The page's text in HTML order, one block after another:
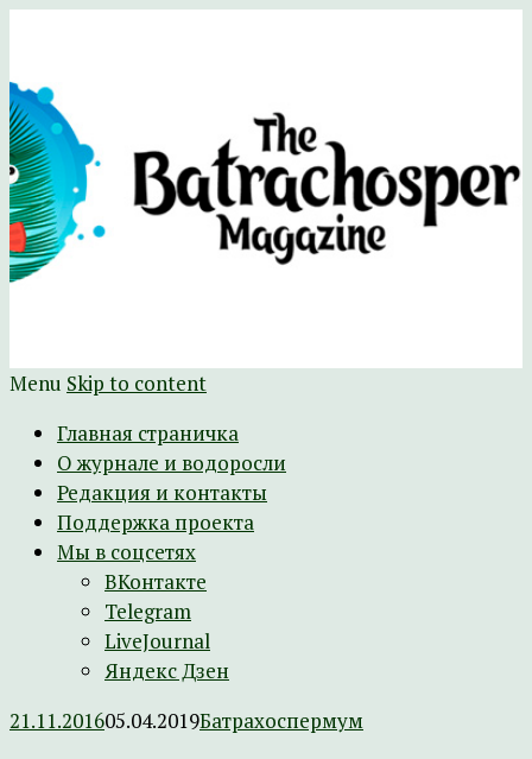
The Batrachospermum Magazine
Батрахоспермум (официальный сайт)
Menu Skip to content
Главная страничка
О журнале и водоросли
Редакция и контакты
Поддержка проекта
Мы в соцсетях
ВКонтакте
Telegram
LiveJournal
Яндекс Дзен
21.11.201605.04.2019Батрахоспермум